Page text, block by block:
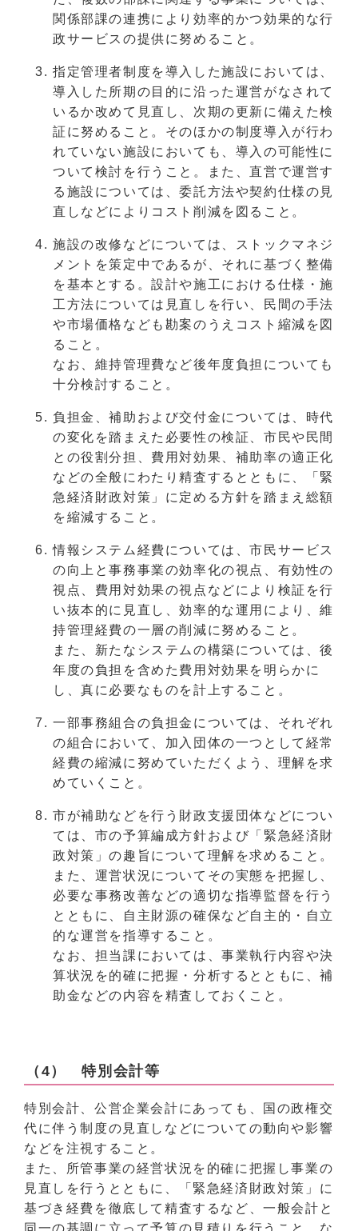
関係部課の連携により効率的かつ効果的な行
政サービスの提供に努めること。
指定管理者制度を導入した施設においては、
導入した所期の目的に沿った運営がなされて
いるか改めて見直し、次期の更新に備えた検
証に努めること。そのほかの制度導入が行わ
れていない施設においても、導入の可能性に
ついて検討を行うこと。また、直営で運営す
る施設については、委託方法や契約仕様の見
直しなどによりコスト削減を図ること。
施設の改修などについては、ストックマネジ
メントを策定中であるが、それに基づく整備
を基本とする。設計や施工における仕様・施
工方法については見直しを行い、民間の手法
や市場価格なども勘案のうえコスト縮減を図
ること。
なお、維持管理費など後年度負担についても
十分検討すること。
負担金、補助および交付金については、時代
の変化を踏まえた必要性の検証、市民や民間
との役割分担、費用対効果、補助率の適正化
などの全般にわたり精査するとともに、「緊
急経済財政対策」に定める方針を踏まえ総額
を縮減すること。
情報システム経費については、市民サービス
の向上と事務事業の効率化の視点、有効性の
視点、費用対効果の視点などにより検証を行
い抜本的に見直し、効率的な運用により、維
持管理経費の一層の削減に努めること。
また、新たなシステムの構築については、後
年度の負担を含めた費用対効果を明らかに
し、真に必要なものを計上すること。
一部事務組合の負担金については、それぞれ
の組合において、加入団体の一つとして経常
経費の縮減に努めていただくよう、理解を求
めていくこと。
市が補助などを行う財政支援団体などについ
ては、市の予算編成方針および「緊急経済財
政対策」の趣旨について理解を求めること。
また、運営状況についてその実態を把握し、
必要な事務改善などの適切な指導監督を行う
とともに、自主財源の確保など自主的・自立
的な運営を指導すること。
なお、担当課においては、事業執行内容や決
算状況を的確に把握・分析するとともに、補
助金などの内容を精査しておくこと。
（4） 特別会計等
特別会計、公営企業会計にあっても、国の政権交
代に伴う制度の見直しなどについての動向や影響
などを注視すること。
また、所管事業の経営状況を的確に把握し事業の
見直しを行うとともに、「緊急経済財政対策」に
基づき経費を徹底して精査するなど、一般会計と
同一の基調に立って予算の見積りを行うこと。な